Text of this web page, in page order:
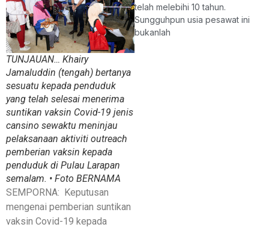
TUNJAUAN… Khairy
Jamaluddin (tengah) bertanya
sesuatu kepada penduduk
yang telah selesai menerima
suntikan vaksin Covid-19 jenis
cansino sewaktu meninjau
pelaksanaan aktiviti outreach
pemberian vaksin kepada
penduduk di Pulau Larapan
semalam. • Foto BERNAMA
SEMPORNA: Keputusan
mengenai pemberian suntikan
vaksin Covid-19 kepada
telah melebihi 10 tahun.
Sungguhpun usia pesawat ini
bukanlah